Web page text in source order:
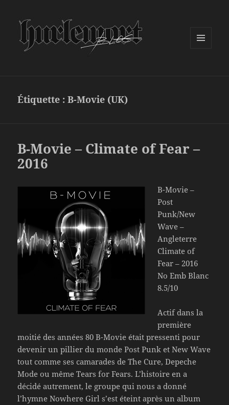
Étiquette :B-Movie (UK)
B-Movie – Climate of Fear –
2016
B-Movie –
Post
Punk/New
Wave –
Angleterre
Climate of
Fear – 2016
No Emb Blanc
8.5/10
Actif dans la
première
moitié des années 80 B-Movie était pressenti pour
devenir un pillier du monde Post Punk et New Wave
tout comme ses camarades de The Cure, Depeche
Mode ou même Tears for Fears. L’histoire en a
décidé autrement, le groupe qui nous a donné
l’hymne Nowhere Girl s’est éteint après un album